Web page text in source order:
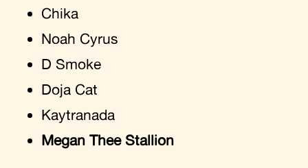
Chika
Noah Cyrus
D Smoke
Doja Cat
Kaytranada
Megan Thee Stallion